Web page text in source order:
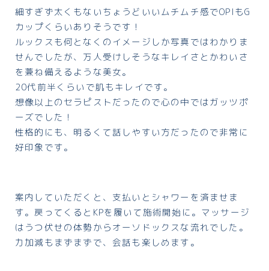
細すぎず太くもないちょうどいいムチムチ感でOPIもG
カップくらいありそうです！
ルックスも何となくのイメージしか写真ではわかりま
せんでしたが、万人受けしそうなキレイさとかわいさ
を兼ね備えるような美女。
20代前半くらいで肌もキレイです。
想像以上のセラピストだったので心の中ではガッツポ
ーズでした！
性格的にも、明るくて話しやすい方だったので非常に
好印象です。
案内していただくと、支払いとシャワーを済ませま
す。戻ってくるとKPを履いて施術開始に。マッサージ
はうつ伏せの体勢からオーソドックスな流れでした。
力加減もまずまずで、会話も楽しめます。